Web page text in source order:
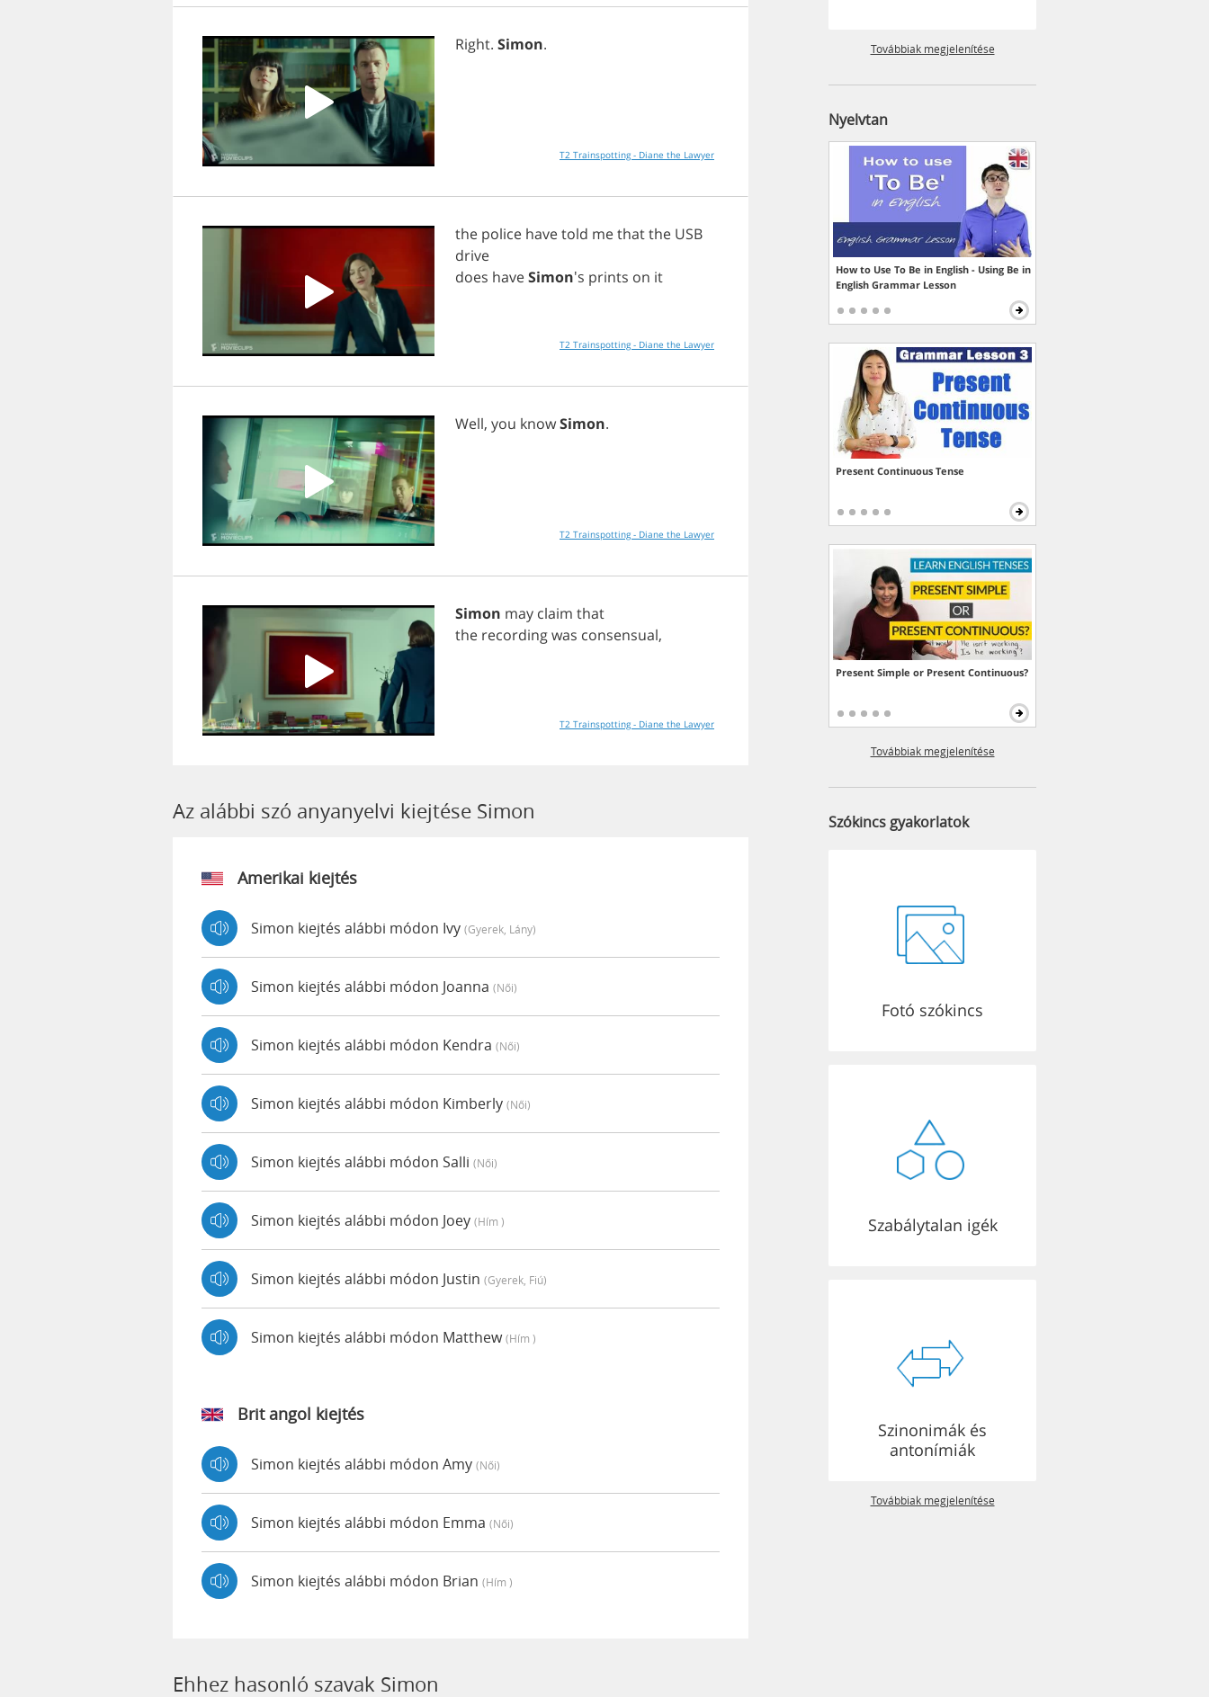
Right. Simon.
T2 Trainspotting - Diane the Lawyer
the police havetold methatthe USB
drive
does haveSimon's prints on it
T2 Trainspotting - Diane the Lawyer
Well, you knowSimon.
T2 Trainspotting - Diane the Lawyer
Simon may claim that
the recordingwas consensual,
T2 Trainspotting - Diane the Lawyer
Az alábbi szó anyanyelvi kiejtése Simon
Amerikai kiejtés
Simon kiejtés alábbi módon Ivy (gyerek, Lány)
Simon kiejtés alábbi módon Joanna (női)
Simon kiejtés alábbi módon Kendra (női)
Simon kiejtés alábbi módon Kimberly (női)
Simon kiejtés alábbi módon Salli (női)
Simon kiejtés alábbi módon Joey (hím )
Simon kiejtés alábbi módon Justin (gyerek, Fiú)
Simon kiejtés alábbi módon Matthew(hím )
Brit angol kiejtés
Simon kiejtés alábbi módon Amy (női)
Simon kiejtés alábbi módon Emma (női)
Simon kiejtés alábbi módon Brian (hím )
Ehhez hasonló szavak Simon
Továbbiak megjelenítése
Nyelvtan
How to Use To Be in English - Using Be in
English Grammar Lesson
Present Continuous Tense
Present Simple or Present Continuous?
Továbbiak megjelenítése
Szókincs gyakorlatok
Fotó szókincs
Szabálytalan igék
Szinonimák és
antonímiák
Továbbiak megjelenítése